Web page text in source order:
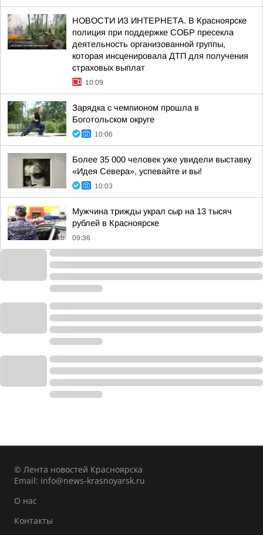
НОВОСТИ ИЗ ИНТЕРНЕТА. В Красноярске
полиция при поддержке СОБР пресекла
деятельность организованной группы,
которая инсценировала ДТП для получения
страховых выплат
10:09
Зарядка с чемпионом прошла в
Боготольском округе
10:06
Более 35 000 человек уже увидели выставку
«Идея Севера», успевайте и вы!
10:03
Мужчина трижды украл сыр на 13 тысяч
рублей в Красноярске
09:36
© Лента новостей Красноярска
Email: info@news-krasnoyarsk.ru
О нас
Контакты